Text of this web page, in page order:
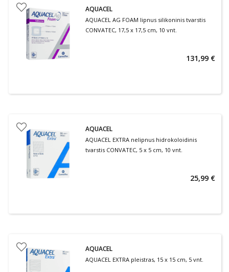
AQUACEL
AQUACEL AG FOAM lipnus silikoninis tvarstis
CONVATEC, 17,5 x 17,5 cm, 10 vnt.
131,99 €
AQUACEL
AQUACEL EXTRA nelipnus hidrokoloidinis
tvarstis CONVATEC, 5 x 5 cm, 10 vnt.
25,99 €
AQUACEL
AQUACEL EXTRA pleistras, 15 x 15 cm, 5 vnt.